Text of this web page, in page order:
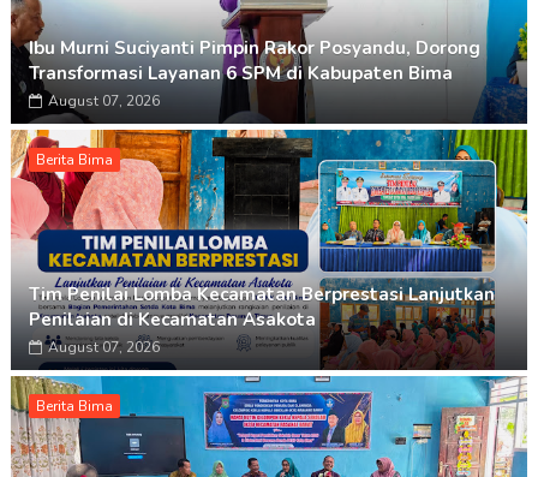
Ibu Murni Suciyanti Pimpin Rakor Posyandu, Dorong
Transformasi Layanan 6 SPM di Kabupaten Bima
August 07, 2026
Berita Bima
Tim Penilai Lomba Kecamatan Berprestasi Lanjutkan
Penilaian di Kecamatan Asakota
August 07, 2026
Berita Bima